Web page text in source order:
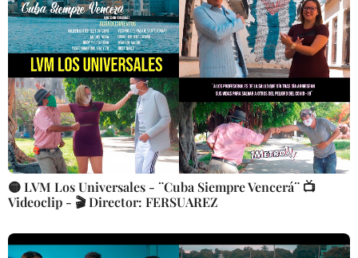
🟡 LVM Los Universales - ¨Cuba Siempre Vencerá¨ 📺
Videoclip - 🎬 Director: FERSUAREZ